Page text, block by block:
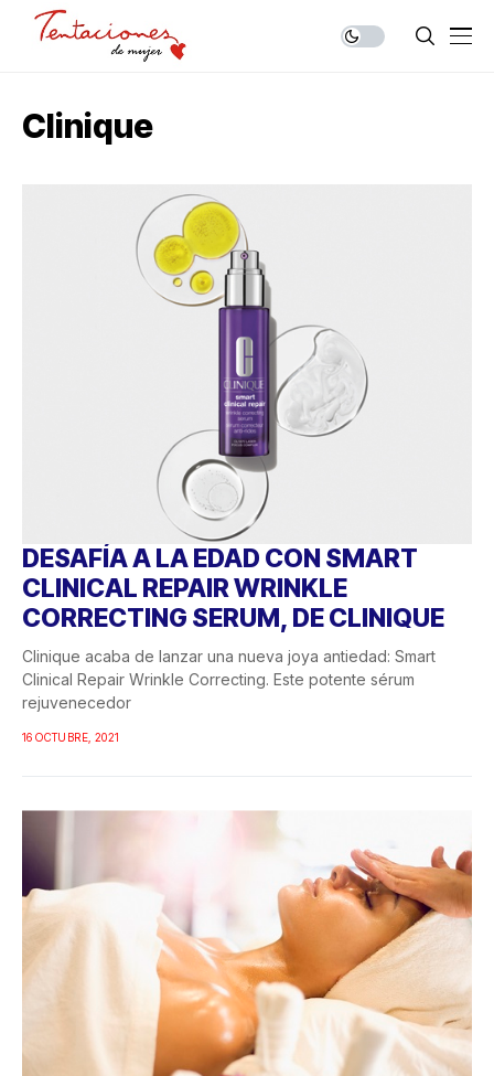
Clinique
DESAFÍA A LA EDAD CON SMART
CLINICAL REPAIR WRINKLE
CORRECTING SERUM, DE CLINIQUE
Clinique acaba de lanzar una nueva joya antiedad: Smart
Clinical Repair Wrinkle Correcting. Este potente sérum
rejuvenecedor
16 OCTUBRE, 2021